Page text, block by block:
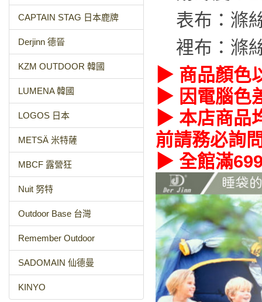
CAPTAIN STAG 日本鹿牌
Derjinn 德晉
KZM OUTDOOR 韓國
LUMENA 韓國
LOGOS 日本
METSÄ 米特薩
MBCF 露營狂
Nuit 努特
Outdoor Base 台灣
Remember Outdoor
SADOMAIN 仙德曼
KINYO
表布：滌
裡布：滌
▶ 商品顏色
▶ 因電腦色
▶ 本店商品
前請務必詢
▶ 全館滿